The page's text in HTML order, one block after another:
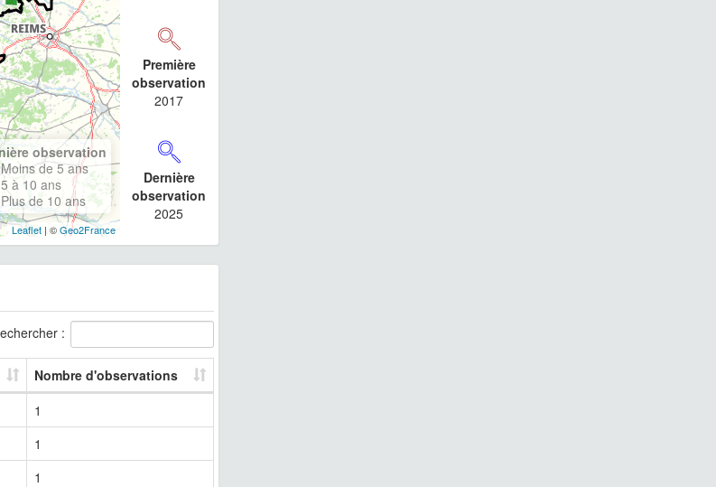
observation
Moins de 5 ans
5 à 10 ans
Plus de 10 ans
Leaflet| ©Geo2France
Première
observation
2017
Dernière
observation
2025
:
Nombre d'observations
1
1
1